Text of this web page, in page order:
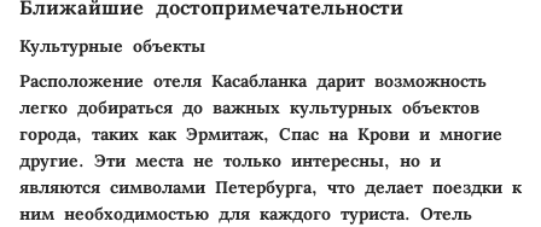
Ближайшие достопримечательности
Культурные объекты
Расположение отеля Касабланка дарит возможность
легко добираться до важных культурных объектов
города, таких как Эрмитаж, Спас на Крови и многие
другие. Эти места не только интересны, но и
являются символами Петербурга, что делает поездки к
ним необходимостью для каждого туриста. Отель